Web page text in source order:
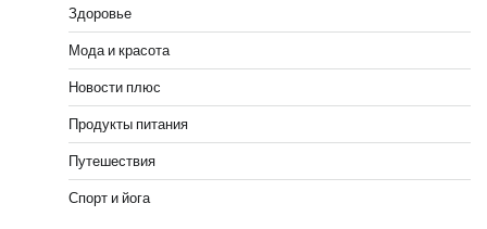
Здоровье
Мода и красота
Новости плюс
Продукты питания
Путешествия
Спорт и йога